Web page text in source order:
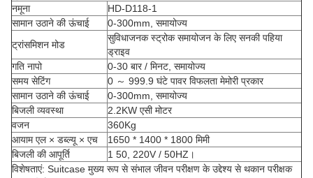
नमूना
HD-D118-1
सामान उठाने की ऊंचाई
0-300mm, समायोज्य
ट्रांसमिशन मोड
सुविधाजनक स्ट्रोक समायोजन के लिए सनकी पहिया
ड्राइव
गति नापो
0-30 बार / मिनट, समायोज्य
समय सेटिंग
0 ～ 999.9 घंटे पावर विफलता मेमोरी प्रकार
सामान उठाने की ऊंचाई
0-300mm, समायोज्य
बिजली व्यवस्था
2.2KW एसी मोटर
वजन
360Kg
आयाम एल × डब्ल्यू × एच
1650 * 1400 * 1800 मिमी
बिजली की आपूर्ति
1 50, 220V / 50HZ।
विशेषताएं: Suitcase मुख्य रूप से संभाल जीवन परीक्षण के उद्देश्य से थकान परीक्षक